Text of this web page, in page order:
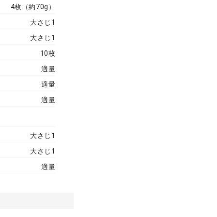
4枚（約70g）
大さじ1
大さじ1
10枚
適量
適量
適量
大さじ1
大さじ1
適量